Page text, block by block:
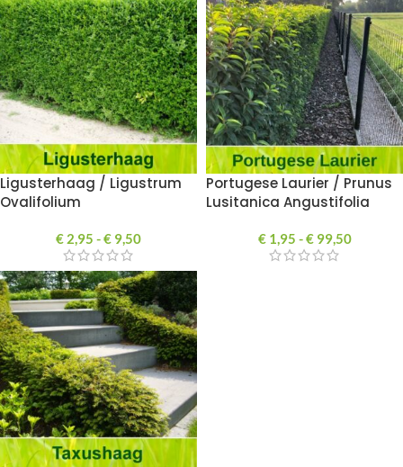
Ligusterhaag / Ligustrum
Ovalifolium
€ 2,95 -€ 9,50
Portugese Laurier / Prunus
Lusitanica Angustifolia
€1,95 -€99,50